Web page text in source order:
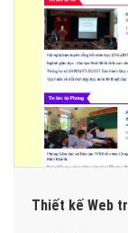
Thiết kế Web